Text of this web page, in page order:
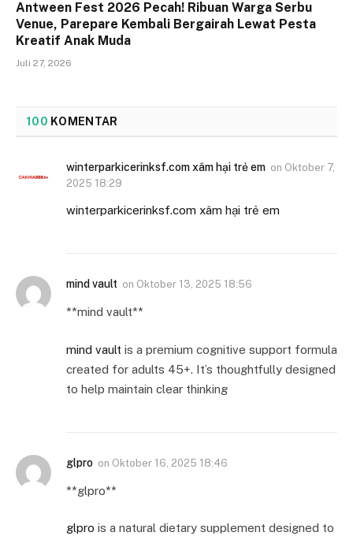
Antween Fest 2026 Pecah! Ribuan Warga Serbu
Venue, Parepare Kembali Bergairah Lewat Pesta
Kreatif Anak Muda
Juli 27, 2026
100 KOMENTAR
winterparkicerinksf.com xâm hại trẻ em on Oktober 7,
2025 18:29
winterparkicerinksf.com xâm hại trẻ em
mind vault on Oktober 13, 2025 18:56
**mind vault**
mind vault is a premium cognitive support formula
created for adults 45+. It’s thoughtfully designed
to help maintain clear thinking
glpro on Oktober 16, 2025 18:46
** glpro**
glpro is a natural dietary supplement designed to